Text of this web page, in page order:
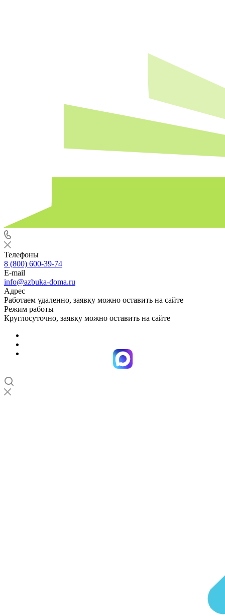
Телефоны
8 (800) 600-39-74
E-mail
info@azbuka-doma.ru
Адрес
Работаем удаленно, заявку можно оставить на сайте
Режим работы
Круглосуточно, заявку можно оставить на сайте